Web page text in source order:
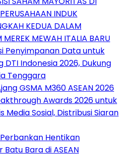
INDUK
KEDUA DALAM
MEWAH ITALIA BARU
Penyimpanan Data untuk
DTI Indonesia 2026, Dukung
Tenggara
GSMA M360 ASEAN 2026
Awards 2026 untuk
Media Sosial, Distribusi Siaran
Hentikan
Bara di ASEAN